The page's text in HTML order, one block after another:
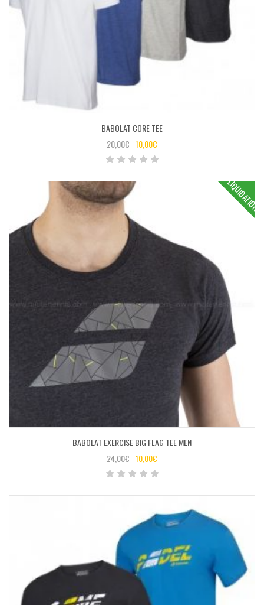
BABOLAT CORE TEE
20,00€ 10,00€
LIQUIDATION
BABOLAT EXERCISE BIG FLAG TEE MEN
24,00€ 10,00€